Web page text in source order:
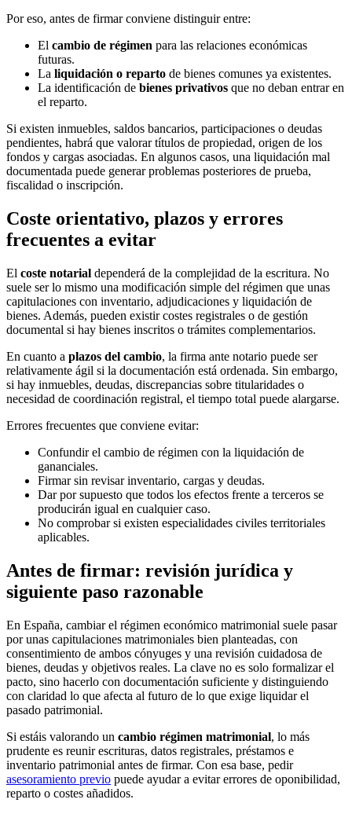
Por eso, antes de firmar conviene distinguir entre:
El cambio de régimen para las relaciones económicas
futuras.
La liquidación o reparto de bienes comunes ya existentes.
La identificación de bienes privativos que no deban entrar en
el reparto.
Si existen inmuebles, saldos bancarios, participaciones o deudas
pendientes, habrá que valorar títulos de propiedad, origen de los
fondos y cargas asociadas. En algunos casos, una liquidación mal
documentada puede generar problemas posteriores de prueba,
fiscalidad o inscripción.
Coste orientativo, plazos y errores
frecuentes a evitar
El coste notarial dependerá de la complejidad de la escritura. No
suele ser lo mismo una modificación simple del régimen que unas
capitulaciones con inventario, adjudicaciones y liquidación de
bienes. Además, pueden existir costes registrales o de gestión
documental si hay bienes inscritos o trámites complementarios.
En cuanto a plazos del cambio, la firma ante notario puede ser
relativamente ágil si la documentación está ordenada. Sin embargo,
si hay inmuebles, deudas, discrepancias sobre titularidades o
necesidad de coordinación registral, el tiempo total puede alargarse.
Errores frecuentes que conviene evitar:
Confundir el cambio de régimen con la liquidación de
gananciales.
Firmar sin revisar inventario, cargas y deudas.
Dar por supuesto que todos los efectos frente a terceros se
producirán igual en cualquier caso.
No comprobar si existen especialidades civiles territoriales
aplicables.
Antes de firmar: revisión jurídica y
siguiente paso razonable
En España, cambiar el régimen económico matrimonial suele pasar
por unas capitulaciones matrimoniales bien planteadas, con
consentimiento de ambos cónyuges y una revisión cuidadosa de
bienes, deudas y objetivos reales. La clave no es solo formalizar el
pacto, sino hacerlo con documentación suficiente y distinguiendo
con claridad lo que afecta al futuro de lo que exige liquidar el
pasado patrimonial.
Si estáis valorando un cambio régimen matrimonial, lo más
prudente es reunir escrituras, datos registrales, préstamos e
inventario patrimonial antes de firmar. Con esa base, pedir
asesoramiento previo puede ayudar a evitar errores de oponibilidad,
reparto o costes añadidos.